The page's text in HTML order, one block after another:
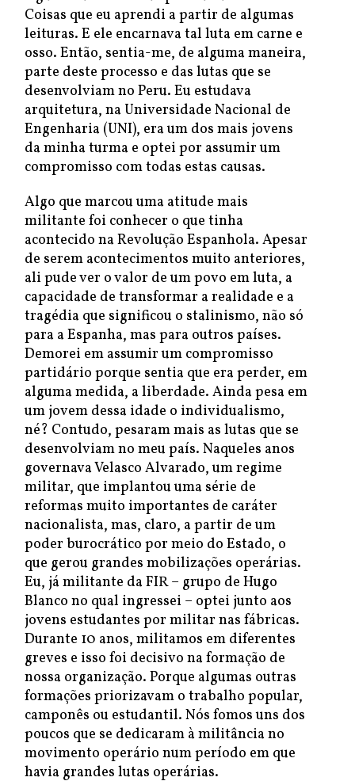
Coisas que eu aprendi a partir de algumas
leituras. E ele encarnava tal luta em carne e
osso. Então, sentia-me, de alguma maneira,
parte deste processo e das lutas que se
desenvolviam no Peru. Eu estudava
arquitetura, na Universidade Nacional de
Engenharia (UNI), era um dos mais jovens
da minha turma e optei por assumir um
compromisso com todas estas causas.
Algo que marcou uma atitude mais
militante foi conhecer o que tinha
acontecido na Revolução Espanhola. Apesar
de serem acontecimentos muito anteriores,
ali pude ver o valor de um povo em luta, a
capacidade de transformar a realidade e a
tragédia que significou o stalinismo, não só
para a Espanha, mas para outros países.
Demorei em assumir um compromisso
partidário porque sentia que era perder, em
alguma medida, a liberdade. Ainda pesa em
um jovem dessa idade o individualismo,
né? Contudo, pesaram mais as lutas que se
desenvolviam no meu país. Naqueles anos
governava Velasco Alvarado, um regime
militar, que implantou uma série de
reformas muito importantes de caráter
nacionalista, mas, claro, a partir de um
poder burocrático por meio do Estado, o
que gerou grandes mobilizações operárias.
Eu, já militante da FIR – grupo de Hugo
Blanco no qual ingressei – optei junto aos
jovens estudantes por militar nas fábricas.
Durante 10 anos, militamos em diferentes
greves e isso foi decisivo na formação de
nossa organização. Porque algumas outras
formações priorizavam o trabalho popular,
camponês ou estudantil. Nós fomos uns dos
poucos que se dedicaram à militância no
movimento operário num período em que
havia grandes lutas operárias.